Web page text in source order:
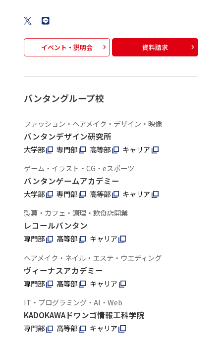
イベント・説明会 資料請求
バンタングループ校
ファッション・ヘアメイク・デザイン・映像
バンタンデザイン研究所
大学部 専門部 高等部
キャリア
ゲーム・イラスト・CG・eスポーツ
バンタンゲームアカデミー
大学部 専門部 高等部
キャリア
製菓・カフェ・調理・飲食店開業
レコールバンタン
専門部 高等部
キャリア
ヘアメイク・ネイル・エステ・ウエディング
ヴィーナスアカデミー
専門部 高等部
キャリア
IT・プログラミング・AI・Web
KADOKAWAドワンゴ情報工科学院
専門部 高等部 キャリア